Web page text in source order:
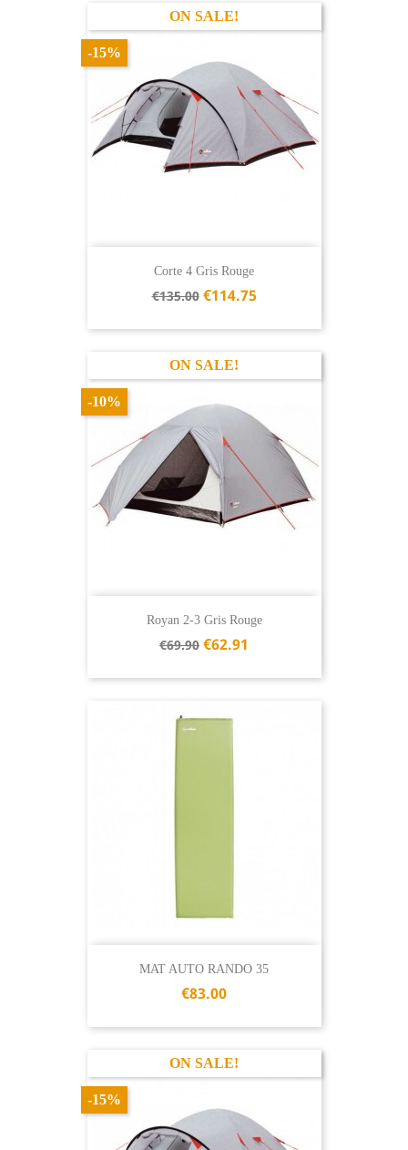
Corte 4 Gris Rouge
Regular
€135.00
-15%
€114.75
ON SALE!
Royan 2-3 Gris Rouge
Regular
€69.90
-10%
€62.91
ON SALE!
MAT AUTO RANDO 35
€83.00
-15%
ON SALE!